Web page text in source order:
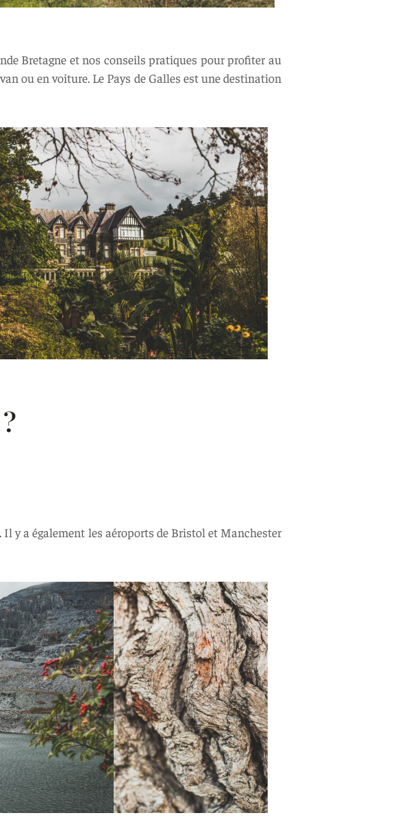
Bretagne et nos conseils pratiques pour profiter au
ou en voiture. Le Pays de Galles est une destination
y a également les aéroports de Bristol et Manchester